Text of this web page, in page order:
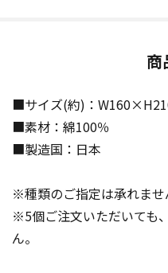
商
■サイズ(約)：
■素材：綿100％
■製造国：日本
※種類のご指定は承れませ
※5個ご注文いただいても
ん。